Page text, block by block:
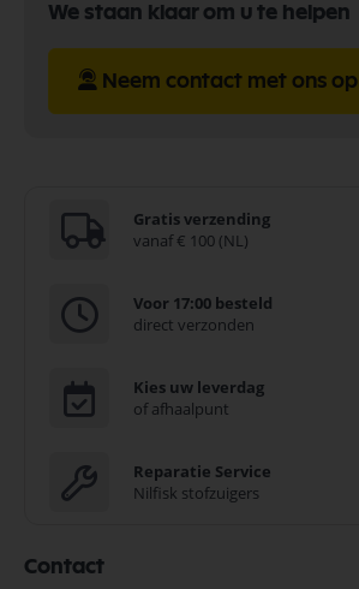
We staan klaar om u te helpen
Neem contact met ons op
Gratis verzending
vanaf € 100 (NL)
Voor 17:00 besteld
direct verzonden
Kies uw leverdag
of afhaalpunt
Reparatie Service
Nilfisk stofzuigers
Contact